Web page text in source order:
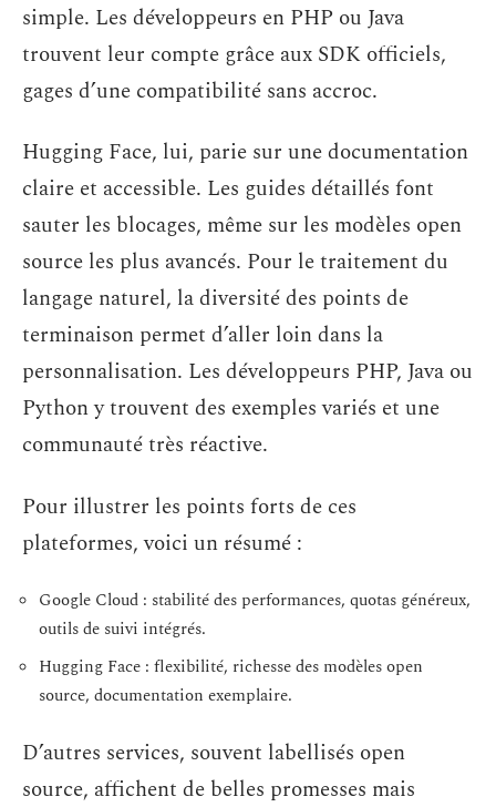
simple. Les développeurs en PHP ou Java
trouvent leur compte grâce aux SDK officiels,
gages d’une compatibilité sans accroc.
Hugging Face, lui, parie sur une documentation
claire et accessible. Les guides détaillés font
sauter les blocages, même sur les modèles open
source les plus avancés. Pour le traitement du
langage naturel, la diversité des points de
terminaison permet d’aller loin dans la
personnalisation. Les développeurs PHP, Java ou
Python y trouvent des exemples variés et une
communauté très réactive.
Pour illustrer les points forts de ces
plateformes, voici un résumé :
Google Cloud : stabilité des performances, quotas généreux,
outils de suivi intégrés.
Hugging Face : flexibilité, richesse des modèles open
source, documentation exemplaire.
D’autres services, souvent labellisés open
source, affichent de belles promesses mais